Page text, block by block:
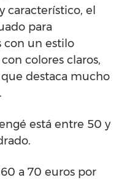
característico, el
para
con un estilo
colores claros,
destaca mucho
está entre 50 y
a 70 euros por